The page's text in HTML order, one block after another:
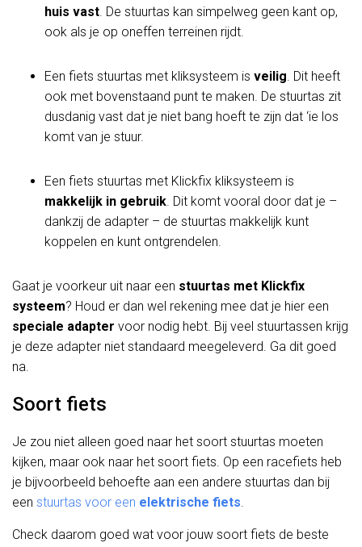
huis vast. De stuurtas kan simpelweg geen kant op,
ook als je op oneffen terreinen rijdt.
Een fiets stuurtas met kliksysteem is veilig. Dit heeft
ook met bovenstaand punt te maken. De stuurtas zit
dusdanig vast dat je niet bang hoeft te zijn dat ‘ie los
komt van je stuur.
Een fiets stuurtas met Klickfix kliksysteem is
makkelijk in gebruik. Dit komt vooral door dat je –
dankzij de adapter – de stuurtas makkelijk kunt
koppelen en kunt ontgrendelen.
Gaat je voorkeur uit naar een stuurtas met Klickfix
systeem? Houd er dan wel rekening mee dat je hier een
speciale adapter voor nodig hebt. Bij veel stuurtassen krijg
je deze adapter niet standaard meegeleverd. Ga dit goed
na.
Soort fiets
Je zou niet alleen goed naar het soort stuurtas moeten
kijken, maar ook naar het soort fiets. Op een racefiets heb
je bijvoorbeeld behoefte aan een andere stuurtas dan bij
een stuurtas voor een elektrische fiets.
Check daarom goed wat voor jouw soort fiets de beste